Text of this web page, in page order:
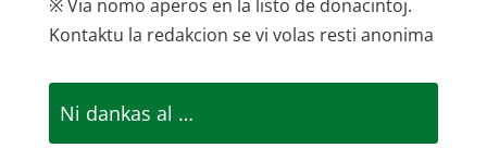
※ Via nomo aperos en la listo de donacintoj.
Kontaktu la redakcion se vi volas resti anonima
Ni dankas al …